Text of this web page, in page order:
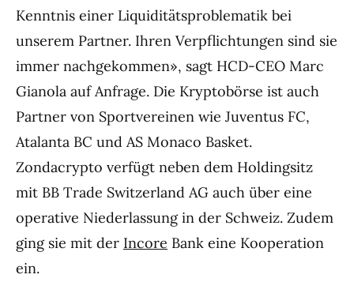
Kenntnis einer Liquiditätsproblematik bei
unserem Partner. Ihren Verpflichtungen sind sie
immer nachgekommen», sagt HCD-CEO Marc
Gianola auf Anfrage. Die Kryptobörse ist auch
Partner von Sportvereinen wie Juventus FC,
Atalanta BC und AS Monaco Basket.
Zondacrypto verfügt neben dem Holdingsitz
mit BB Trade Switzerland AG auch über eine
operative Niederlassung in der Schweiz. Zudem
ging sie mit der Incore Bank eine Kooperation
ein.